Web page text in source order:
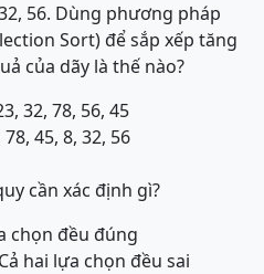
56. Dùng phương pháp
Sort) để sắp xếp tăng
của dãy là thế nào?
32, 78, 56, 45
78, 45, 8, 32, 56
cần xác định gì?
chọn đều đúng
hai lựa chọn đều sai